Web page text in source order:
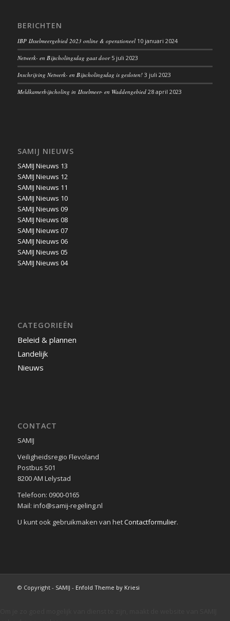
BERICHTEN
IBP IJsselmeergebied 2023 online & operationeel 10 januari 2024
Netwerk- en Bijscholingsdag gaat door 5 juli 2023
Inschrijving Netwerk- en Bijscholingsdag is gesloten! 3 juli 2023
Meldkamerbijscholing in IJsselmeer- en Waddengebied 28 april 2023
SAMIJ NIEUWS
SAMIJ Nieuws 13
SAMIJ Nieuws 12
SAMIJ Nieuws 11
SAMIJ Nieuws 10
SAMIJ Nieuws 09
SAMIJ Nieuws 08
SAMIJ Nieuws 07
SAMIJ Nieuws 06
SAMIJ Nieuws 05
SAMIJ Nieuws 04
CATEGORIEËN
Beleid & plannen
Landelijk
Nieuws
CONTACT
SAMIJ
Veiligheidsregio Flevoland
Postbus 501
8200 AM Lelystad
Telefoon: 0900-0165
Mail: info@samij-regeling.nl
U kunt ook gebruikmaken van hetContactformulier.
© Copyright - SAMIJ - Enfold Theme by Kriesi